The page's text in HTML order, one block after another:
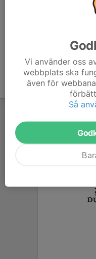
Vi använder oss
webbplats ska
även för
Så